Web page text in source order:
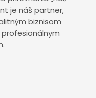
je náš partner,
biznisom